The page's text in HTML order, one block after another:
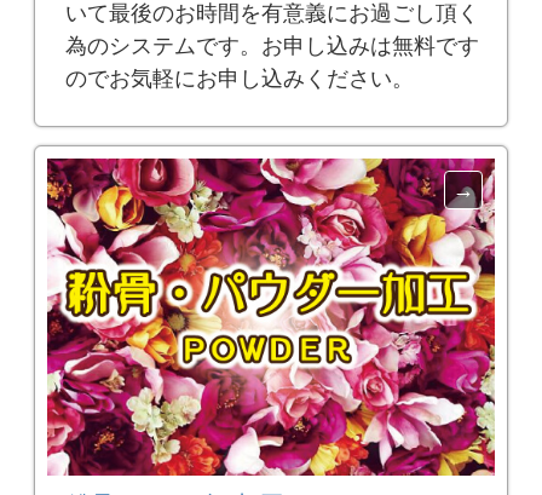
いて最後のお時間を有意義にお過ごし頂く
為のシステムです。お申し込みは無料です
のでお気軽にお申し込みください。